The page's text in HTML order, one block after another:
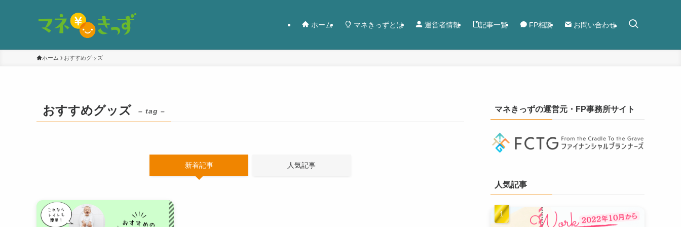
ホーム マネきっずとは 運営者情報 記事一覧 FP相談 お問い合わせ
ホーム おすすめグッズ
おすすめグッズ – tag –
新着記事 人気記事
マネきっずの運営元・FP事務所サイト
人気記事